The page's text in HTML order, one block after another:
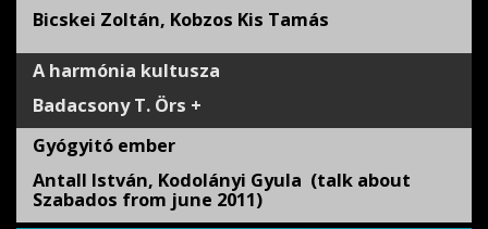
Bicskei Zoltán, Kobzos Kis Tamás
A harmónia kultusza
Badacsony T. Örs +
Gyógyitó ember
Antall István, Kodolányi Gyula (talk about
Szabados from june 2011)